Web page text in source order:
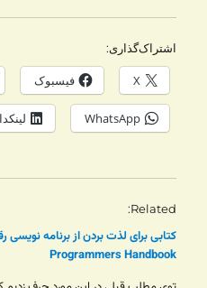
اشتراک‌گذاری:
X فیسبوک
WhatsApp
Related
Programmers Handbook